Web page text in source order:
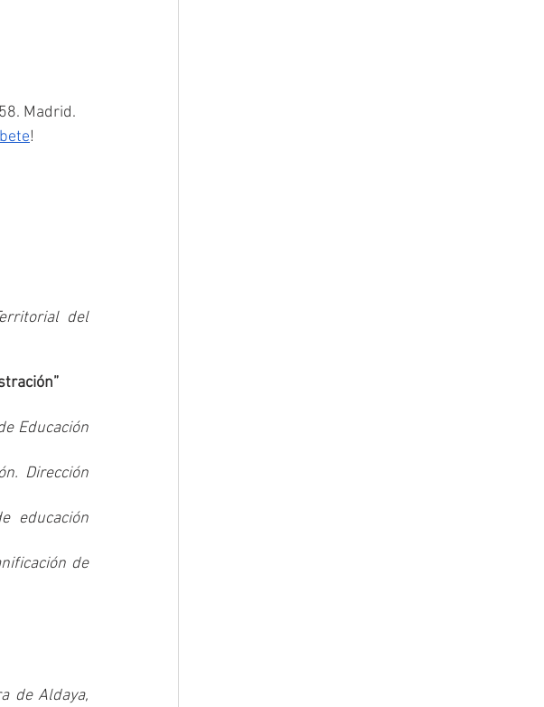
Madrid.
!
del
Educación
Dirección
educación
de
de Aldaya,